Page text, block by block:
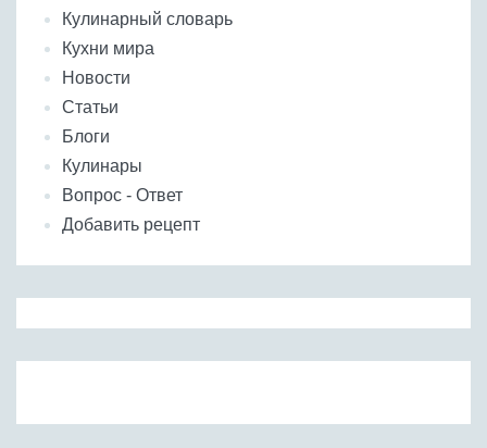
Кулинарный словарь
Кухни мира
Новости
Статьи
Блоги
Кулинары
Вопрос - Ответ
Добавить рецепт